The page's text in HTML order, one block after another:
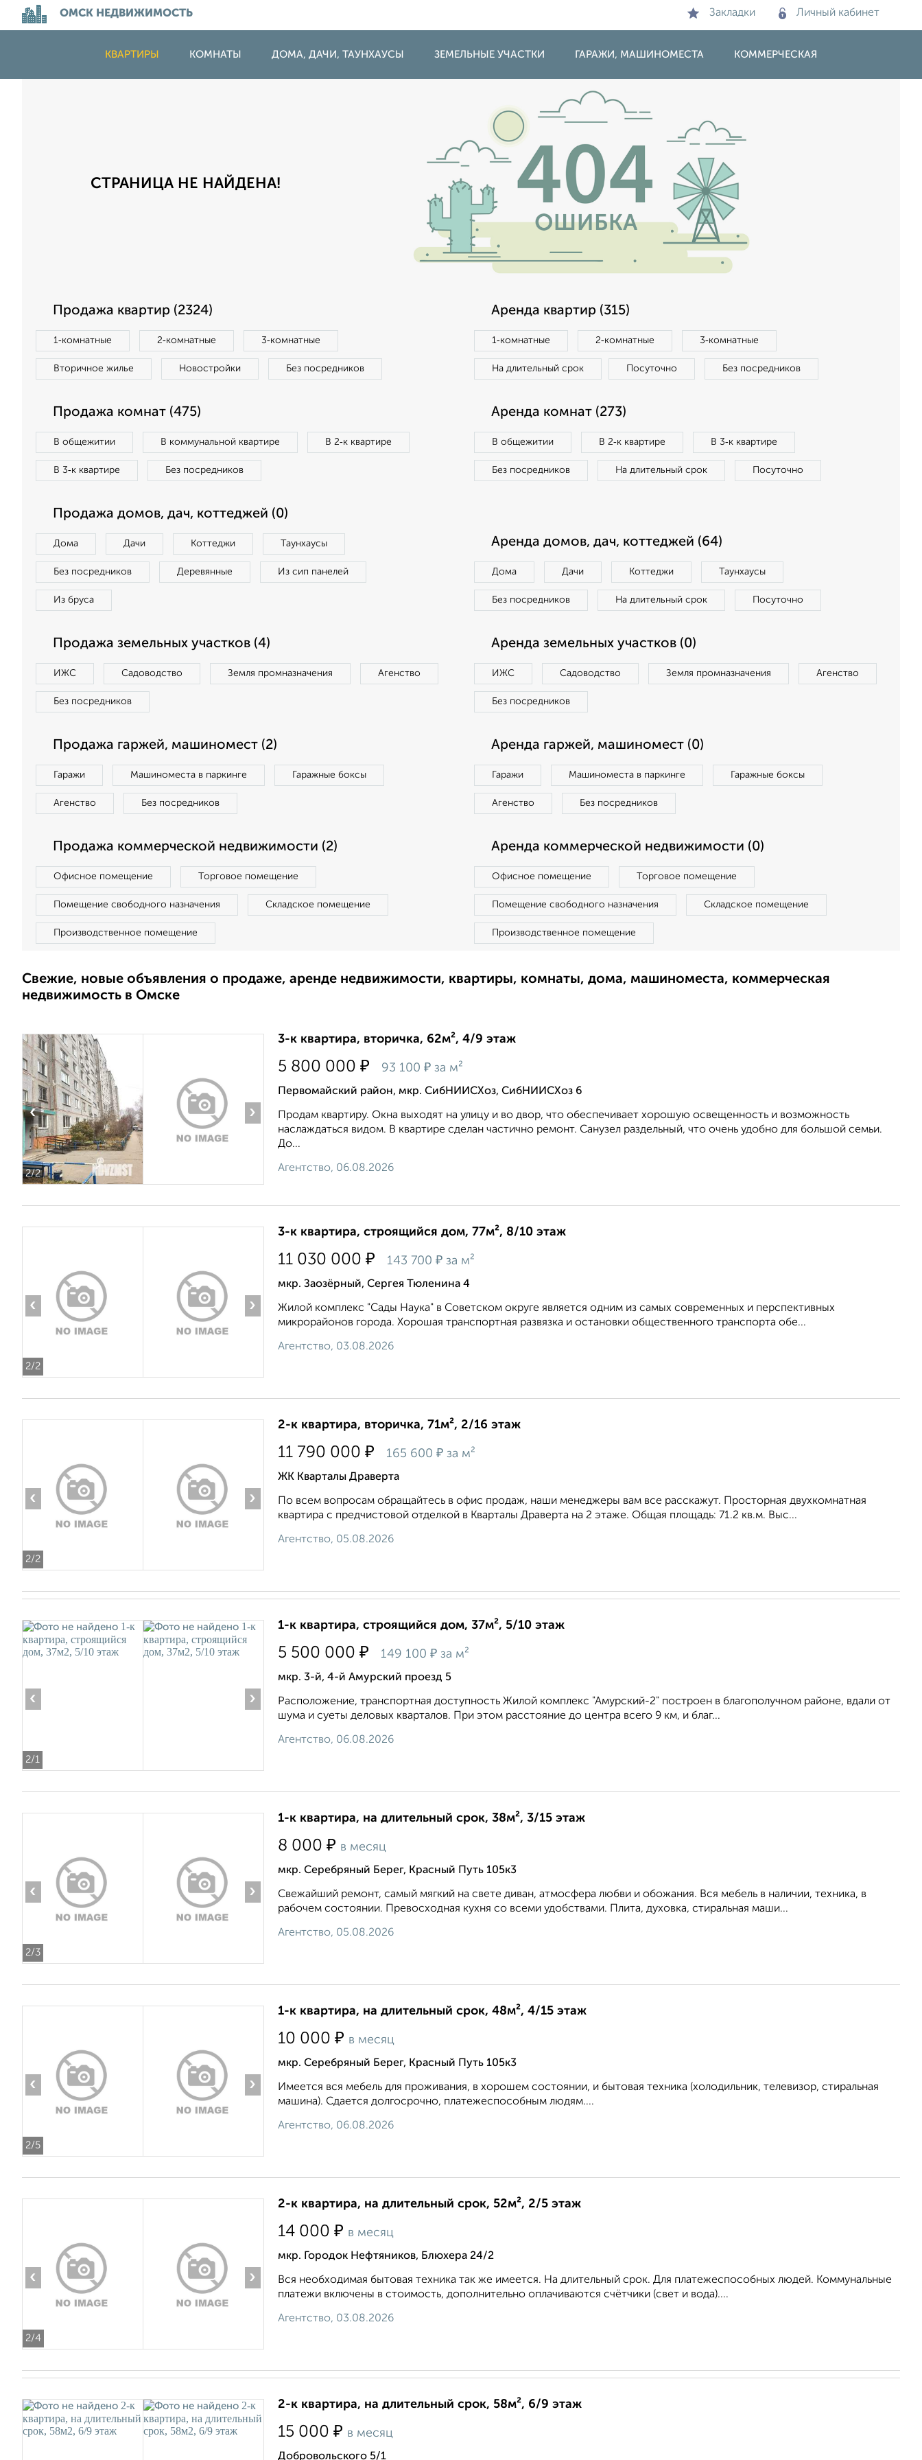
ОМСК НЕДВИЖИМОСТЬ Закладки Личный кабинет
КВАРТИРЫ КОМНАТЫ ДОМА, ДАЧИ, ТАУНХАУСЫ ЗЕМЕЛЬНЫЕ УЧАСТКИ ГАРАЖИ, МАШИНОМЕСТА КОММЕРЧЕСКАЯ
СТРАНИЦА НЕ НАЙДЕНА!
Продажа квартир (2324)
1‑комнатные 2‑комнатные 3‑комнатные
Вторичное жилье Новостройки Без посредников
Аренда квартир (315)
1‑комнатные 2‑комнатные 3‑комнатные
На длительный срок Посуточно Без посредников
Продажа комнат (475)
В общежитии В коммунальной квартире В 2‑к квартире
В 3‑к квартире Без посредников
Аренда комнат (273)
В общежитии В 2‑к квартире В 3‑к квартире
Без посредников На длительный срок Посуточно
Продажа домов, дач, коттеджей (0)
Дома Дачи Коттеджи Таунхаусы
Без посредников Деревянные Из сип панелей
Из бруса
Аренда домов, дач, коттеджей (64)
Дома Дачи Коттеджи Таунхаусы
Без посредников На длительный срок Посуточно
Продажа земельных участков (4)
ИЖС Садоводство Земля промназначения Агенство
Без посредников
Аренда земельных участков (0)
ИЖС Садоводство Земля промназначения Агенство
Без посредников
Продажа гаржей, машиномест (2)
Гаражи Машиноместа в паркинге Гаражные боксы
Агенство Без посредников
Аренда гаржей, машиномест (0)
Гаражи Машиноместа в паркинге Гаражные боксы
Агенство Без посредников
Продажа коммерческой недвижимости (2)
Офисное помещение Торговое помещение
Помещение свободного назначения Складское помещение
Производственное помещение
Аренда коммерческой недвижимости (0)
Офисное помещение Торговое помещение
Помещение свободного назначения Складское помещение
Производственное помещение
Свежие, новые объявления о продаже, аренде недвижимости, квартиры, комнаты, дома, машиноместа, коммерческая
недвижимость в Омске
2/2
‹ ›
3-к квартира, вторичка, 62м², 4/9 этаж
5 800 000 ₽ 93 100 ₽ за м²
Первомайский район, мкр. СибНИИСХоз, СибНИИСХоз 6
Продам квартиру. Окна выходят на улицу и во двор, что обеспечивает хорошую освещенность и возможность
наслаждаться видом. В квартире сделан частично ремонт. Санузел раздельный, что очень удобно для большой семьи.
До...
Агентство, 06.08.2026
2/2
‹ ›
3-к квартира, строящийся дом, 77м², 8/10 этаж
11 030 000 ₽ 143 700 ₽ за м²
мкр. Заозёрный, Сергея Тюленина 4
Жилой комплекс "Сады Наука" в Советском округе является одним из самых современных и перспективных
микрорайонов города. Хорошая транспортная развязка и остановки общественного транспорта обе...
Агентство, 03.08.2026
2/2
‹ ›
2-к квартира, вторичка, 71м², 2/16 этаж
11 790 000 ₽ 165 600 ₽ за м²
ЖК Кварталы Драверта
По всем вопросам обращайтесь в офис продаж, наши менеджеры вам все расскажут. Просторная двухкомнатная
квартира с предчистовой отделкой в Кварталы Драверта на 2 этаже. Общая площадь: 71.2 кв.м. Выс...
Агентство, 05.08.2026
2/1
‹ ›
1-к квартира, строящийся дом, 37м², 5/10 этаж
5 500 000 ₽ 149 100 ₽ за м²
мкр. 3-й, 4-й Амурский проезд 5
Расположение, транспортная доступность Жилой комплекс "Амурский-2" построен в благополучном районе, вдали от
шума и суеты деловых кварталов. При этом расстояние до центра всего 9 км, и благ...
Агентство, 06.08.2026
2/3
‹ ›
1-к квартира, на длительный срок, 38м², 3/15 этаж
8 000 ₽ в месяц
мкр. Серебряный Берег, Красный Путь 105к3
Свежайший ремонт, самый мягкий на свете диван, атмосфера любви и обожания. Вся мебель в наличии, техника, в
рабочем состоянии. Превосходная кухня со всеми удобствами. Плита, духовка, стиральная маши...
Агентство, 05.08.2026
2/5
‹ ›
1-к квартира, на длительный срок, 48м², 4/15 этаж
10 000 ₽ в месяц
мкр. Серебряный Берег, Красный Путь 105к3
Имеется вся мебель для проживания, в хорошем состоянии, и бытовая техника (холодильник, телевизор, стиральная
машина). Сдается долгосрочно, платежеспособным людям....
Агентство, 06.08.2026
2/4
‹ ›
2-к квартира, на длительный срок, 52м², 2/5 этаж
14 000 ₽ в месяц
мкр. Городок Нефтяников, Блюхера 24/2
Вся необходимая бытовая техника так же имеется. На длительный срок. Для платежеспособных людей. Коммунальные
платежи включены в стоимость, дополнительно оплачиваются счётчики (свет и вода)....
Агентство, 03.08.2026
2-к квартира, на длительный срок, 58м², 6/9 этаж
15 000 ₽ в месяц
Добровольского 5/1